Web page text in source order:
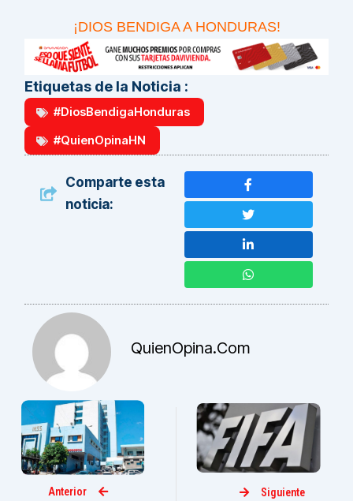
¡DIOS BENDIGA A HONDURAS!
Etiquetas de la Noticia :
#DiosBendigaHonduras
#QuienOpinaHN
Comparte esta
noticia:
QuienOpina.com
Anterior Siguiente